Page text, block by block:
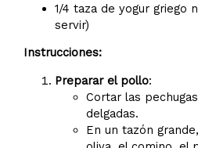
1/4 taza de yogur griego
servir)
Instrucciones:
Preparar el pollo:
Cortar las
delgadas.
En un tazón